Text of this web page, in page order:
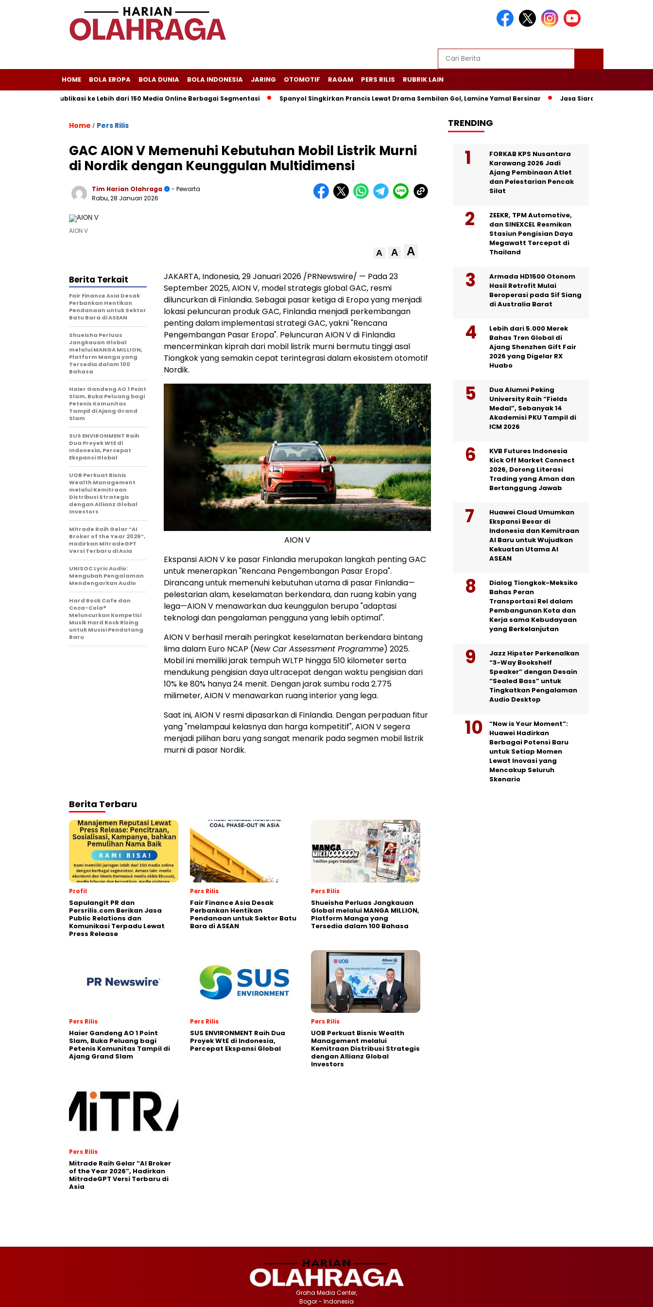
HOME BOLA EROPA BOLA DUNIA BOLA INDONESIA JARING OTOMOTIF RAGAM PERS RILIS RUBRIK LAIN
Melayani Publikasi ke Lebih dari 150 Media Online Berbagai Segmentasi Spanyol Singkirkan Prancis Lewat Drama Sembilan Gol, Lamine Yamal Bersinar Jasa Siaran Pers Persriliscom
Home / Pers Rilis
GAC AION V Memenuhi Kebutuhan Mobil Listrik Murni
di Nordik dengan Keunggulan Multidimensi
Tim Harian Olahraga
- Pewarta
Rabu, 28 Januari 2026
AION V
A A A
JAKARTA, Indonesia,29 Januari 2026 /PRNewswire/ — Pada 23
September 2025, AION V, model strategis global GAC, resmi
diluncurkan di Finlandia. Sebagai pasar ketiga di Eropa yang menjadi
lokasi peluncuran produk GAC, Finlandia menjadi perkembangan
penting dalam implementasi strategi GAC, yakni "Rencana
Pengembangan Pasar Eropa". Peluncuran AION V di Finlandia
mencerminkan kiprah dari mobil listrik murni bermutu tinggi asal
Tiongkok yang semakin cepat terintegrasi dalam ekosistem otomotif
Nordik.
AION V
Ekspansi AION V ke pasar Finlandia merupakan langkah penting GAC
untuk menerapkan "Rencana Pengembangan Pasar Eropa".
Dirancang untuk memenuhi kebutuhan utama di pasar Finlandia—
pelestarian alam, keselamatan berkendara, dan ruang kabin yang
lega—AION V menawarkan dua keunggulan berupa "adaptasi
teknologi dan pengalaman pengguna yang lebih optimal".
AION V berhasil meraih peringkat keselamatan berkendara bintang
lima dalam Euro NCAP (New Car Assessment Programme) 2025.
Mobil ini memiliki jarak tempuh WLTP hingga 510 kilometer serta
mendukung pengisian daya ultracepat dengan waktu pengisian dari
10% ke 80% hanya 24 menit. Dengan jarak sumbu roda 2.775
milimeter, AION V menawarkan ruang interior yang lega.
Saat ini, AION V resmi dipasarkan di Finlandia. Dengan perpaduan fitur
yang "melampaui kelasnya dan harga kompetitif", AION V segera
menjadi pilihan baru yang sangat menarik pada segmen mobil listrik
murni di pasar Nordik.
Berita Terkait
Fair Finance Asia Desak
Perbankan Hentikan
Pendanaan untuk Sektor
Batu Bara di ASEAN
Shueisha Perluas
Jangkauan Global
melalui MANGA MILLION,
Platform Manga yang
Tersedia dalam 100
Bahasa
Haier Gandeng AO 1 Point
Slam, Buka Peluang bagi
Petenis Komunitas
Tampil di Ajang Grand
Slam
SUS ENVIRONMENT Raih
Dua Proyek WtE di
Indonesia, Percepat
Ekspansi Global
UOB Perkuat Bisnis
Wealth Management
melalui Kemitraan
Distribusi Strategis
dengan Allianz Global
Investors
Mitrade Raih Gelar “AI
Broker of the Year 2026”,
Hadirkan MitradeGPT
Versi Terbaru di Asia
UNISOC Lyric Audio:
Mengubah Pengalaman
Mendengarkan Audio
Hard Rock Cafe dan
Coca-Cola®
Meluncurkan Kompetisi
Musik Hard Rock Rising
untuk Musisi Pendatang
Baru
Berita Terbaru
Profil
Sapulangit PR dan
Persrilis.com Berikan Jasa
Public Relations dan
Komunikasi Terpadu Lewat
Press Release
Pers Rilis
Fair Finance Asia Desak
Perbankan Hentikan
Pendanaan untuk Sektor Batu
Bara di ASEAN
Pers Rilis
Shueisha Perluas Jangkauan
Global melalui MANGA MILLION,
Platform Manga yang
Tersedia dalam 100 Bahasa
Pers Rilis
Haier Gandeng AO 1 Point
Slam, Buka Peluang bagi
Petenis Komunitas Tampil di
Ajang Grand Slam
Pers Rilis
SUS ENVIRONMENT Raih Dua
Proyek WtE di Indonesia,
Percepat Ekspansi Global
Pers Rilis
UOB Perkuat Bisnis Wealth
Management melalui
Kemitraan Distribusi Strategis
dengan Allianz Global
Investors
Pers Rilis
Mitrade Raih Gelar “AI Broker
of the Year 2026”, Hadirkan
MitradeGPT Versi Terbaru di
Asia
TRENDING
FORKAB KPS Nusantara
Karawang 2026 Jadi
Ajang Pembinaan Atlet
dan Pelestarian Pencak
Silat
ZEEKR, TPM Automotive,
dan SINEXCEL Resmikan
Stasiun Pengisian Daya
Megawatt Tercepat di
Thailand
Armada HD1500 Otonom
Hasil Retrofit Mulai
Beroperasi pada Sif Siang
di Australia Barat
Lebih dari 5.000 Merek
Bahas Tren Global di
Ajang Shenzhen Gift Fair
2026 yang Digelar RX
Huabo
Dua Alumni Peking
University Raih “Fields
Medal”, Sebanyak 14
Akademisi PKU Tampil di
ICM 2026
KVB Futures Indonesia
Kick Off Market Connect
2026, Dorong Literasi
Trading yang Aman dan
Bertanggung Jawab
Huawei Cloud Umumkan
Ekspansi Besar di
Indonesia dan Kemitraan
AI Baru untuk Wujudkan
Kekuatan Utama AI
ASEAN
Dialog Tiongkok-Meksiko
Bahas Peran
Transportasi Rel dalam
Pembangunan Kota dan
Kerja sama Kebudayaan
yang Berkelanjutan
Jazz Hipster Perkenalkan
“3-Way Bookshelf
Speaker” dengan Desain
“Sealed Bass” untuk
Tingkatkan Pengalaman
Audio Desktop
“Now is Your Moment”:
Huawei Hadirkan
Berbagai Potensi Baru
untuk Setiap Momen
Lewat Inovasi yang
Mencakup Seluruh
Skenario
Graha Media Center,
Bogor - Indonesia